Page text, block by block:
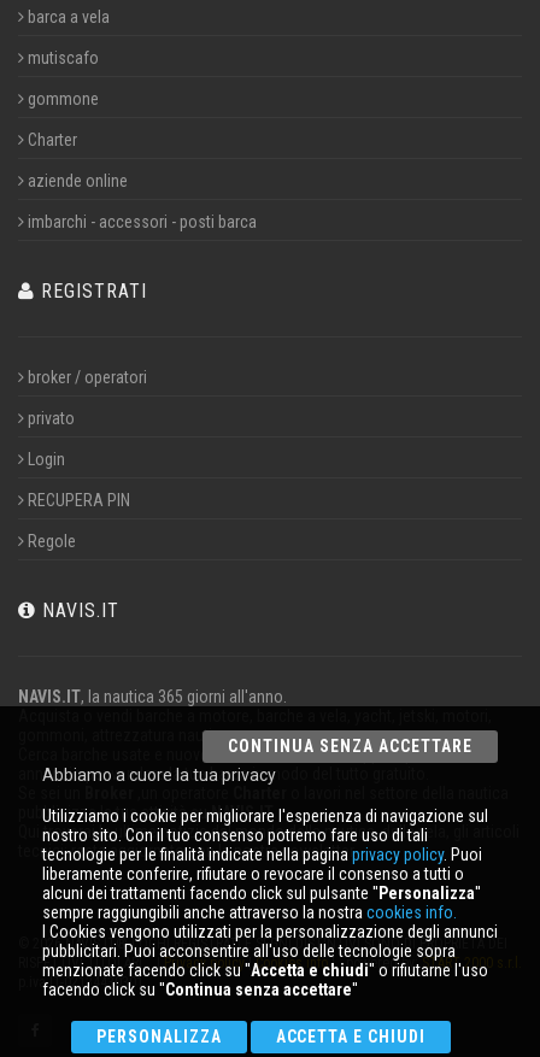
barca a vela
mutiscafo
gommone
Charter
aziende online
imbarchi - accessori - posti barca
REGISTRATI
broker / operatori
privato
Login
RECUPERA PIN
Regole
NAVIS.IT
NAVIS.IT, la nautica 365 giorni all'anno.
gommoni, attrezzatura nautica.
Cerca barche usate e nuove nel nostro database oppure pubblica un
annuncio per vendere la tua barca in modo del tutto gratuito.
pubblicizza la tua attività suNAVIS.IT
Qui troverai le ultime notizie dal mondo della nautica, della vela, gli articoli
tecnici; resta aggiornato con la nostra newsletter.
© 2026 NAVIS.IT® LOGHI REGISTRATI E SEGNI DISTINTIVI SONO DI PROPRIETÀ DEI
RISPETTIVI TITOLARI. |Privacy policy|Cookies info| powered by:START 2000 s.r.l.
p.iva IT-02134430301
CONTINUA SENZA ACCETTARE
Abbiamo a cuore la tua privacy
Utilizziamo i cookie per migliorare l'esperienza di navigazione sul
nostro sito. Con il tuo consenso potremo fare uso di tali
tecnologie per le finalità indicate nella pagina privacy policy. Puoi
liberamente conferire, rifiutare o revocare il consenso a tutti o
alcuni dei trattamenti facendo click sul pulsante '' Personalizza''
sempre raggiungibili anche attraverso la nostra cookies info.
I Cookies vengono utilizzati per la personalizzazione degli annunci
pubblicitari. Puoi acconsentire all'uso delle tecnologie sopra
menzionate facendo click su ''Accetta e chiudi'' o rifiutarne l'uso
facendo click su ''Continua senza accettare''
PERSONALIZZA ACCETTA E CHIUDI